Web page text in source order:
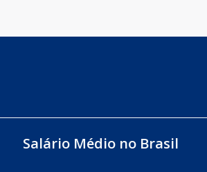
Salário Médio no Brasil